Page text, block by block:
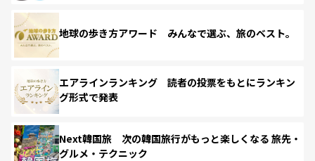
地球の歩き方アワード みんなで選ぶ、旅のベスト。
エアラインランキング 読者の投票をもとにランキン
グ形式で発表
Next韓国旅 次の韓国旅行がもっと楽しくなる 旅先・
グルメ・テクニック